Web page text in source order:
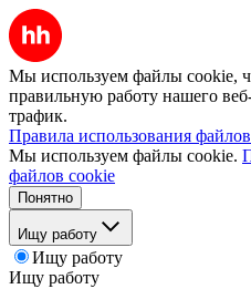
Мы используем файлы cookie,
правильную работу нашего
трафик.
Правила использования
Мы используем файлы cookie.
файлов cookie
Понятно
Ищу работу
Ищу работу
Ищу работу